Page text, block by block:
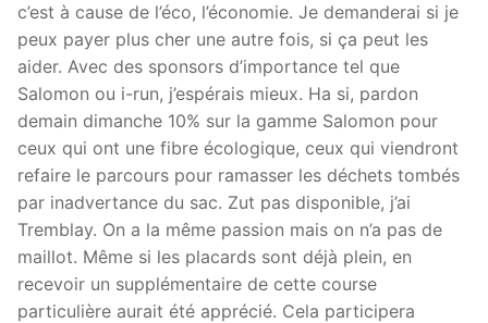
c’est à cause de l’éco, l’économie. Je demanderai si je
peux payer plus cher une autre fois, si ça peut les
aider. Avec des sponsors d’importance tel que
Salomon ou i-run, j’espérais mieux. Ha si, pardon
demain dimanche 10% sur la gamme Salomon pour
ceux qui ont une fibre écologique, ceux qui viendront
refaire le parcours pour ramasser les déchets tombés
par inadvertance du sac. Zut pas disponible, j’ai
Tremblay. On a la même passion mais on n’a pas de
maillot. Même si les placards sont déjà plein, en
recevoir un supplémentaire de cette course
particulière aurait été apprécié. Cela participera